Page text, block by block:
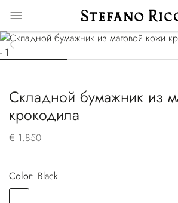
Складной бумажник из
крокодила
€ 1.850
Color:
black